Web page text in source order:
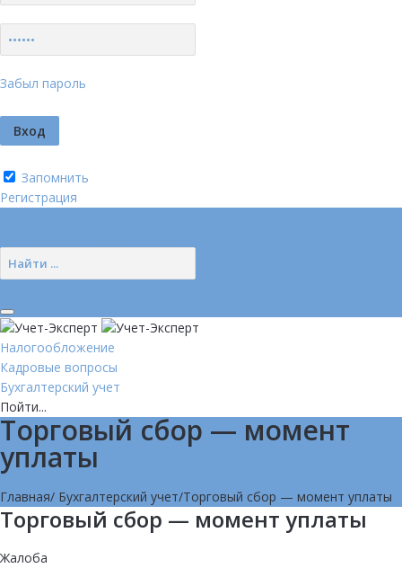
Забыл пароль
Запомнить
Регистрация
Налогообложение
Кадровые вопросы
Бухгалтерский учет
Пойти...
Торговый сбор — момент
уплаты
Главная/ Бухгалтерский учет/Торговый сбор — момент уплаты
Торговый сбор — момент уплаты
Жалоба